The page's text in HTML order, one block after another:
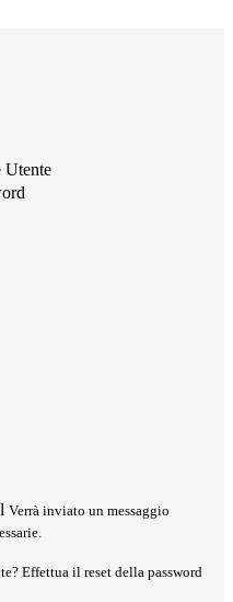
Utente
Verrà inviato un messaggio
Effettua il reset della password